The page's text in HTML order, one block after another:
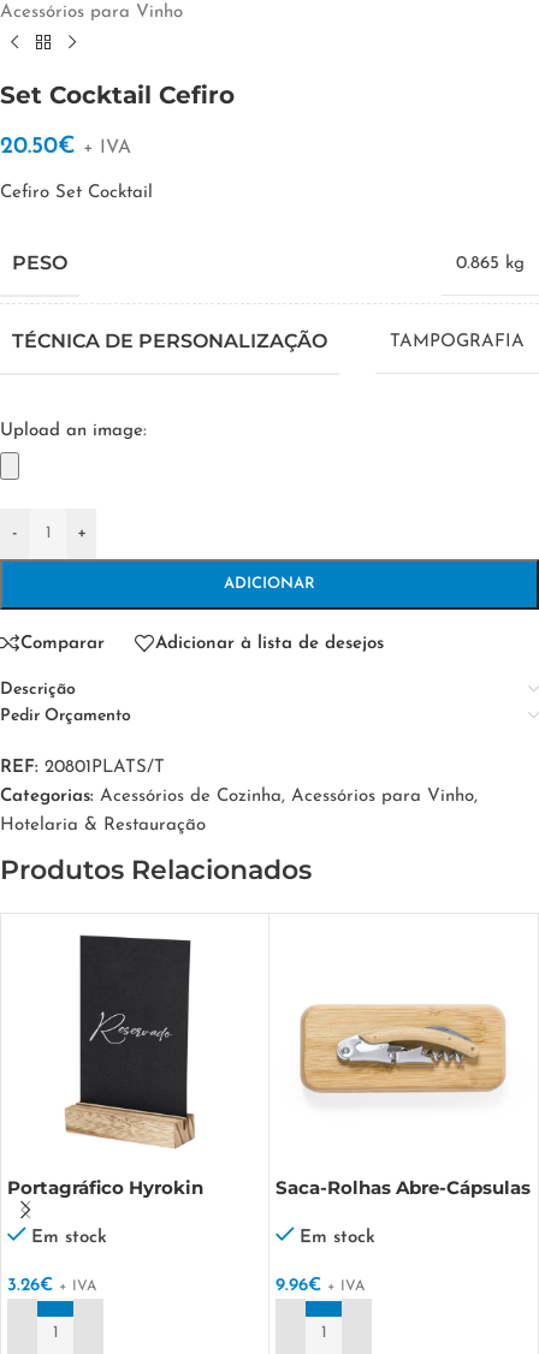
Acessórios para Vinho
Set Cocktail Cefiro
20.50€ + IVA
Cefiro Set Cocktail
PESO 0.865 kg
TÉCNICA DE PERSONALIZAÇÃO TAMPOGRAFIA
Upload an image:
- +
ADICIONAR
Comparar Adicionar à lista de desejos
Descrição
Pedir Orçamento
REF: 20801PLATS/T
Categorias: Acessórios de Cozinha, Acessórios para Vinho,
Hotelaria & Restauração
Produtos Relacionados
Portagráfico Hyrokin
Em stock
3.26€ + IVA
Saca-Rolhas Abre-Cápsulas
Em stock
9.96€ + IVA